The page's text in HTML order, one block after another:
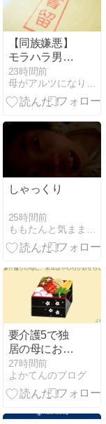
【同族嫌悪】
モラハラ男か
らの返信に驚
き
23時間前
母がアルツになりまして。〜頑張らない介護と私の日常〜
しゃっくり
25時間前
要介護5で独
居の母におせ
ちを。来年は
やわらかおせ
ちにします
27時間前
よかてんのブログ